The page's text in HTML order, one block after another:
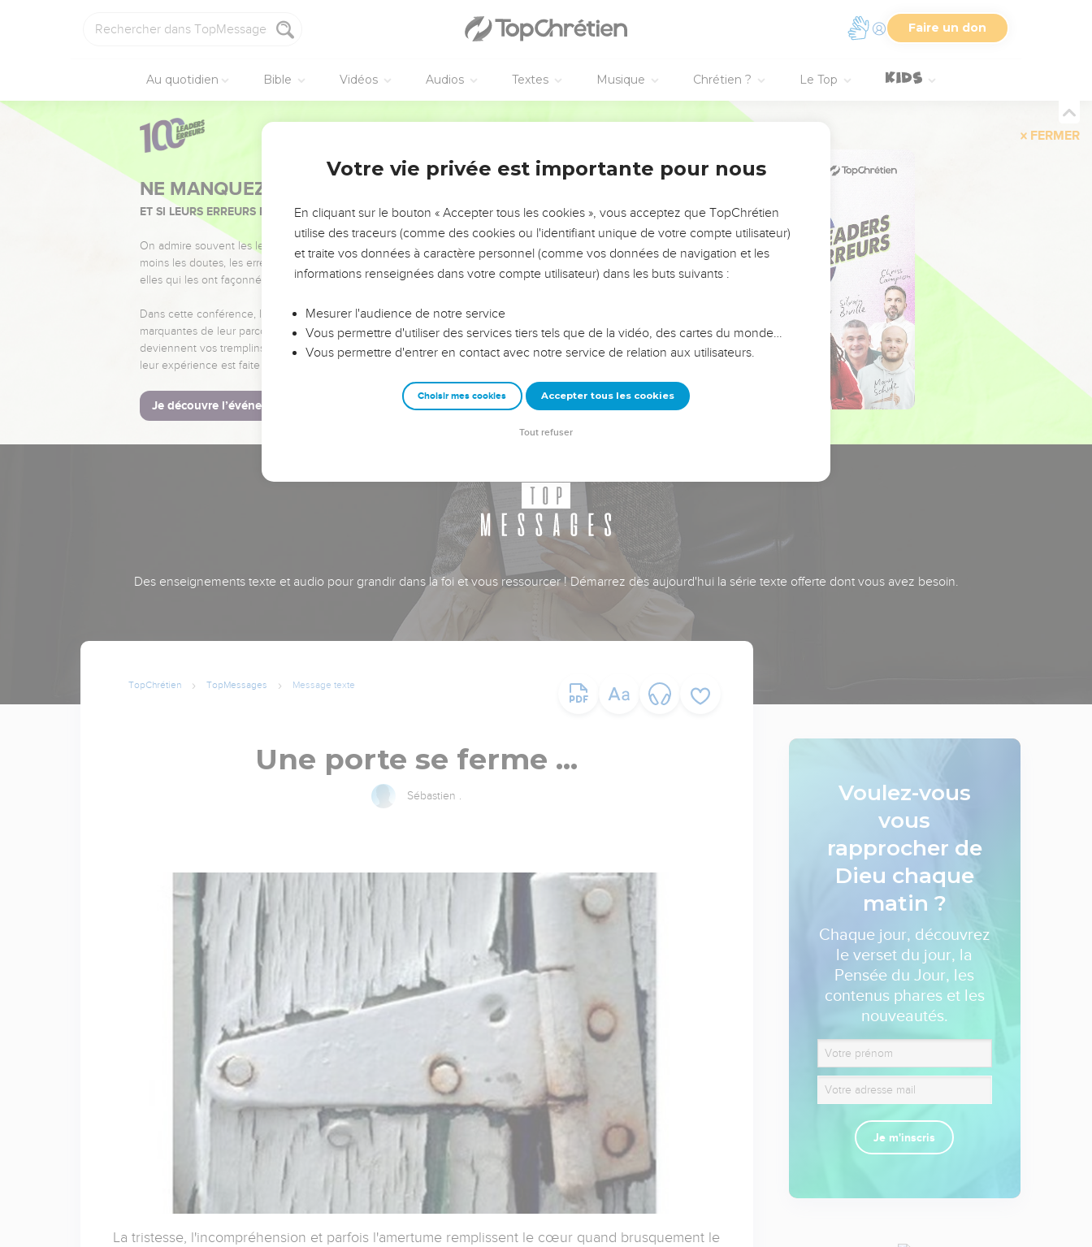
Faire un don
Au quotidien Bible Vidéos Audios Textes Musique Chrétien ? Le Top
FERMER
NE MANQUEZ PAS L’ÉVÉNEMENT DE L’ANNÉE !
ET SI LEURS ERREURS POUVAIENT VOUS ÉVITER LES VOTRES ?
On admire souvent les leaders pour leurs réussites, leur impact, leur foi ou leur vision. Mais on voit
moins les doutes, les erreurs et les saisons difficiles qu'ils ont traversés, alors même que ce sont
elles qui les ont façonnés.
Dans cette conférence, leaders, entrepreneurs, et responsables reviennent sur les erreurs
marquantes de leur parcours et les clés pour avancer avec plus de sagesse afin que leurs erreurs
deviennent vos tremplins. Que vous guidiez un ministère, une équipe, un groupe ou une famille,
leur expérience est faite pour vous.
Je découvre l’événement
Des enseignements texte et audio pour grandir dans la foi et vous ressourcer ! Démarrez dès aujourd'hui la série texte offerte dont vous avez besoin.
TopChrétien TopMessages Message texte
Une porte se ferme …
Sébastien .
La tristesse, l'incompréhension et parfois l'amertume remplissent le cœur quand brusquement le
Voulez-vous
vous
rapprocher de
Dieu chaque
matin ?
Chaque jour, découvrez
le verset du jour, la
Pensée du Jour, les
contenus phares et les
nouveautés.
Je m'inscris
Votre vie privée est importante pour nous
En cliquant sur le bouton « Accepter tous les cookies », vous acceptez que TopChrétien
utilise des traceurs (comme des cookies ou l'identifiant unique de votre compte utilisateur)
et traite vos données à caractère personnel (comme vos données de navigation et les
informations renseignées dans votre compte utilisateur) dans les buts suivants :
Mesurer l'audience de notre service
Vous permettre d'utiliser des services tiers tels que de la vidéo, des cartes du monde…
Vous permettre d'entrer en contact avec notre service de relation aux utilisateurs.
Choisir mes cookies Accepter tous les cookies
Tout refuser